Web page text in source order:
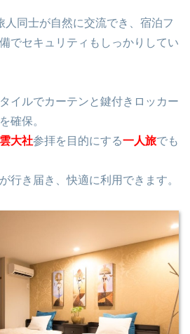
人同士が自然に交流でき、宿泊フ
でセキュリティもしっかりしてい
イルでカーテンと鍵付きロッカー
確保。
大社参拝を目的にする一人旅でも
行き届き、快適に利用できます。